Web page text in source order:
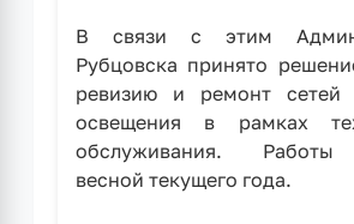
В связи с этим
Рубцовска принято
ревизию и ремонт сетей
освещения в рамках
обслуживания. Работы
весной текущего года.